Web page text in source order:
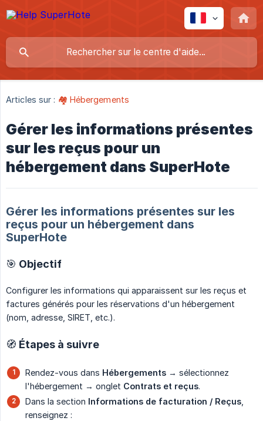
Articles sur : 🏘️ Hébergements
Gérer les informations présentes
sur les reçus pour un
hébergement dans SuperHote
Gérer les informations présentes sur les
reçus pour un hébergement dans
SuperHote
🎯 Objectif
Configurer les informations qui apparaissent sur les reçus et
factures générés pour les réservations d'un hébergement
(nom, adresse, SIRET, etc.).
🧭 Étapes à suivre
Rendez-vous dans Hébergements → sélectionnez
l'hébergement → onglet Contrats et reçus.
Dans la section Informations de facturation / Reçus
renseignez :